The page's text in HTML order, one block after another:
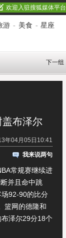
欢迎入驻搜狐媒体平台
游 - 美食 - 星座
下一组
布泽尔
年04月05日10:41
我来说两句
常规赛继续进
并且命中跳
92-90的比分
篮网的德隆和
泽尔29分18个